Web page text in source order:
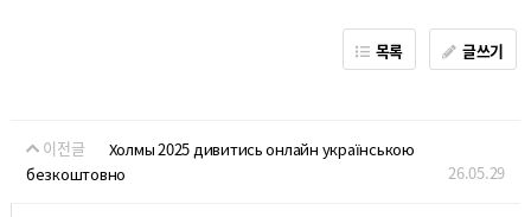
목록 글쓰기
이전글
Холмы 2025 дивитись онлайн українською
безкоштовно
26.05.29